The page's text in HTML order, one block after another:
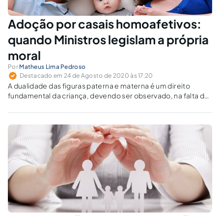
Adoção por casais homoafetivos:
quando Ministros legislam a própria
moral
Por Matheus Lima Pedroso
Destacado em 24 de Agosto de 2020 às 17:20
A dualidade das figuras paterna e materna é um direito
fundamental da criança, devendo ser observado, na falta da